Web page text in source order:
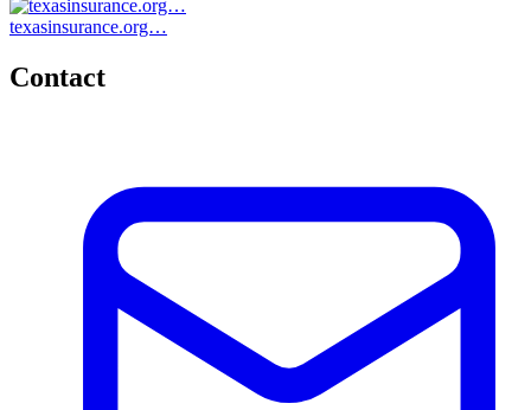
texasinsurance.org…
Contact